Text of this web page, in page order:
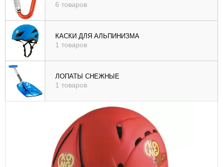
убыв
6 товаров
КАСКИ ДЛЯ АЛЬПИНИЗМА
1 товаров
ЛОПАТЫ СНЕЖНЫЕ
1 товаров